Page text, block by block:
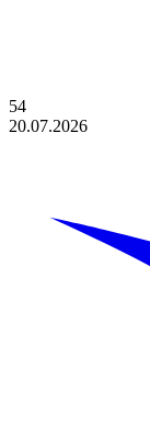
54
20.07.2026